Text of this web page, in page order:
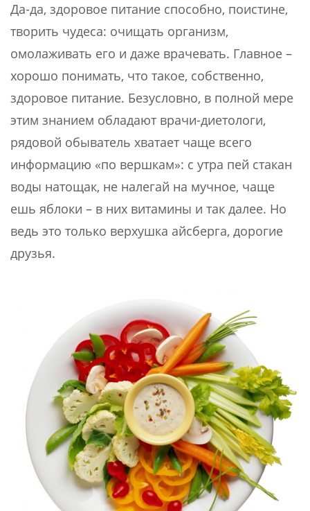
Да-да, здоровое питание способно, поистине,
творить чудеса: очищать организм,
омолаживать его и даже врачевать. Главное –
хорошо понимать, что такое, собственно,
здоровое питание. Безусловно, в полной мере
этим знанием обладают врачи-диетологи,
рядовой обыватель хватает чаще всего
информацию «по вершкам»: с утра пей стакан
воды натощак, не налегай на мучное, чаще
ешь яблоки – в них витамины и так далее. Но
ведь это только верхушка айсберга, дорогие
друзья.